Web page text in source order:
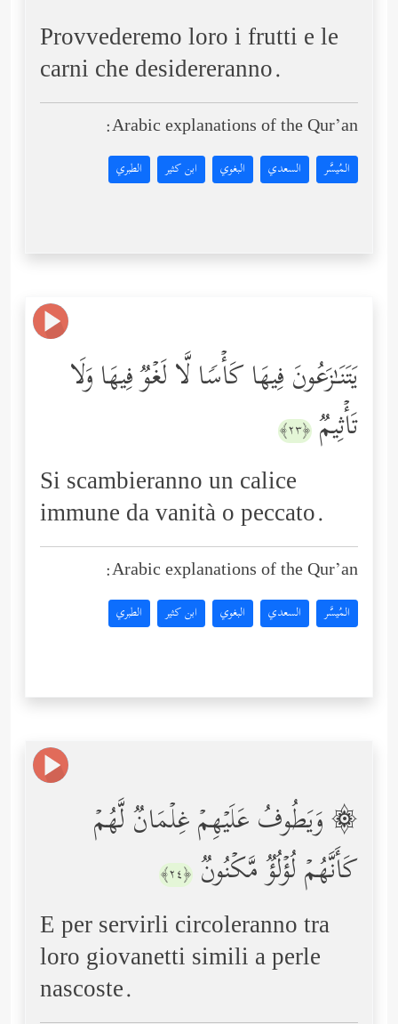
Provvederemo loro i frutti e le
carni che desidereranno.
Arabic explanations of the Qur’an:
المُيسَّر السعدي البغوي ابن كثير الطبري
یَتَنَـٰزَعُونَ فِیهَا كَأۡسࣰا لَّا لَغۡوࣱ فِیهَا وَلَا
تَأۡثِیمࣱ ﴿٢٣﴾
Si scambieranno un calice
immune da vanità o peccato.
Arabic explanations of the Qur’an:
المُيسَّر السعدي البغوي ابن كثير الطبري
۞ وَیَطُوفُ عَلَیۡهِمۡ غِلۡمَانࣱ لَّهُمۡ
كَأَنَّهُمۡ لُؤۡلُؤࣱ مَّكۡنُونࣱ ﴿٢٤﴾
E per servirli circoleranno tra
loro giovanetti simili a perle
nascoste.